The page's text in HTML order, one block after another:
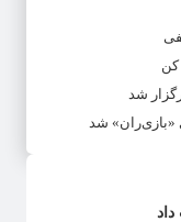
کن
«بازی‌ران» شد